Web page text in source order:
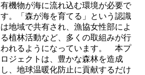
有機物が海に流れ込む環境が必要で
す。「森が海を育てる」という認識
は地域で共有され、漁協女性部によ
る植林活動など、多くの取組みが行
われるようになっています。 本プ
ロジェクトは、豊かな森林を造成
し、地球温暖化防止に貢献するだけ